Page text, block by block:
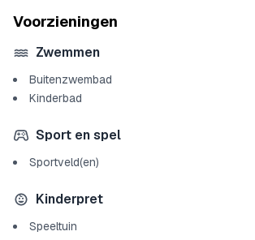
Voorzieningen
Zwemmen
Buitenzwembad
Kinderbad
Sport en spel
Sportveld(en)
Kinderpret
Speeltuin